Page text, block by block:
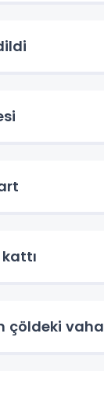
çöldeki vaha